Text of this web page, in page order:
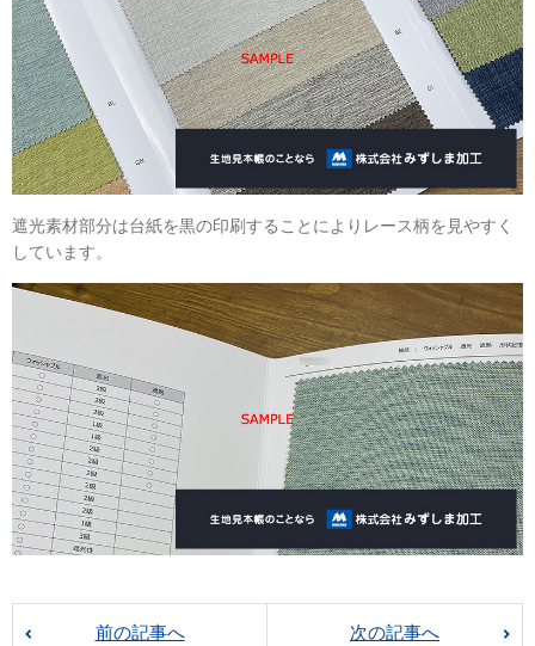
遮光素材部分は台紙を黒の印刷することによりレース柄を見やすく
しています。
前の記事へ 次の記事へ